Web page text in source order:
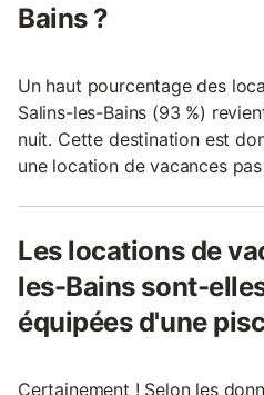
Bains ?
Un haut pourcentage des
Salins-les-Bains (93 %)
nuit. Cette destination est
une location de vacances
Les locations de
les-Bains sont-
équipées d'une
Certainement ! Selon les